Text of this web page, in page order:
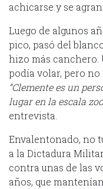
achicarse y se
Luego de algunos
pico, pasó del
hizo más canchero.
podía volar, pero no
“Clemente es un
lugar en la escala
entrevista.
Envalentonado, no
a la Dictadura
contra unas de las
años, que